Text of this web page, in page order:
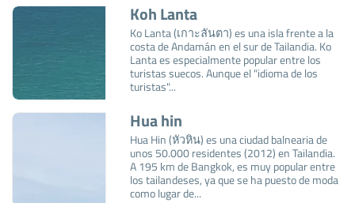
Koh Lanta
Ko Lanta (เกาะลันตา) es una isla frente a la
costa de Andamán en el sur de Tailandia. Ko
Lanta es especialmente popular entre los
turistas suecos. Aunque el "idioma de los
turistas"...
Hua hin
Hua Hin (หัวหิน) es una ciudad balnearia de
unos 50.000 residentes (2012) en Tailandia.
A 195 km de Bangkok, es muy popular entre
los tailandeses, ya que se ha puesto de moda
como lugar de...